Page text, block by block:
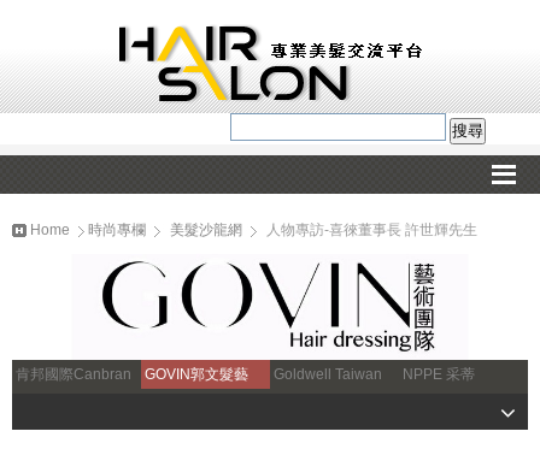
Home 時尚專欄 美髮沙龍網 人物專訪-喜徠董事長 許世輝先生
肯邦國際Canbran GOVIN郭文髮藝 Goldwell Taiwan NPPE 采蒂